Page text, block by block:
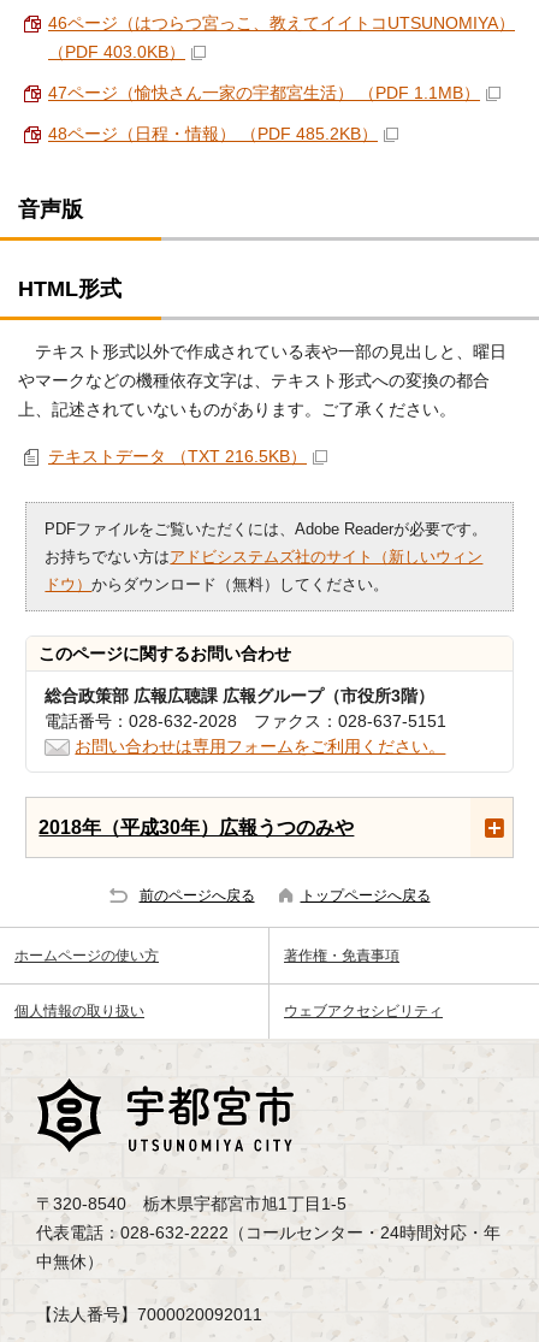
46ページ（はつらつ宮っこ、教えてイイトコUTSUNOMIYA）
（PDF 403.0KB）
47ページ（愉快さん一家の宇都宮生活） （PDF 1.1MB）
48ページ（日程・情報） （PDF 485.2KB）
音声版
HTML形式
テキスト形式以外で作成されている表や一部の見出しと、曜日
やマークなどの機種依存文字は、テキスト形式への変換の都合
上、記述されていないものがあります。ご了承ください。
テキストデータ （TXT 216.5KB）
PDFファイルをご覧いただくには、Adobe Readerが必要です。
お持ちでない方はアドビシステムズ社のサイト（新しいウィン
ドウ）からダウンロード（無料）してください。
このページに関するお問い合わせ
総合政策部 広報広聴課 広報グループ（市役所3階）
電話番号：028-632-2028 ファクス：028-637-5151
お問い合わせは専用フォームをご利用ください。
2018年（平成30年）広報うつのみや
前のページへ戻る トップページへ戻る
ホームページの使い方 著作権・免責事項
個人情報の取り扱い ウェブアクセシビリティ
〒320-8540 栃木県宇都宮市旭1丁目1-5
代表電話：028-632-2222（コールセンター・24時間対応・年
中無休）
【法人番号】7000020092011